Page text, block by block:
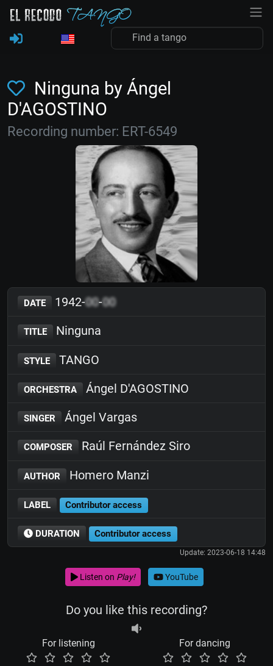
Ninguna by Ángel
D'AGOSTINO
Recording number: ERT-6549
DATE 1942-00-00
TITLE Ninguna
STYLE TANGO
ORCHESTRA Ángel D'AGOSTINO
SINGER Ángel Vargas
COMPOSER Raúl Fernández Siro
AUTHOR Homero Manzi
LABEL Contributor access
DURATION Contributor access
Update: 2023-06-18 14:48
Listen on Play! YouTube
Do you like this recording?
For listening For dancing